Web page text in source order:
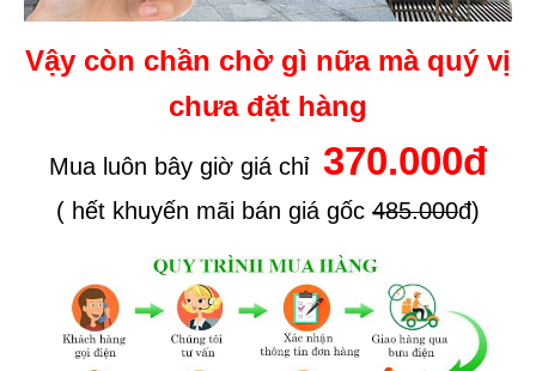
Vậy còn chần chờ gì nữa mà quý vị
chưa đặt hàng
Mua luôn bây giờ giá chỉ 370.000đ
( hết khuyến mãi bán giá gốc 485.000đ)